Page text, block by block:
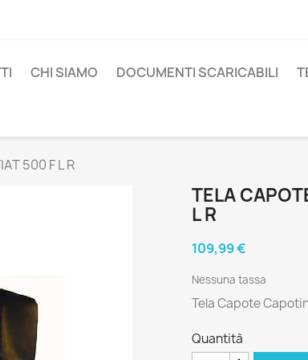
CHI SIAMO DOCUMENTI SCARICABILI
500 F L R
TELA
L R
109,99 €
Nessuna tassa
Tela Capote
Quantità